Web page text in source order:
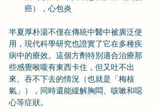
癌），心包炎
半夏厚朴湯不僅在傳統中醫中被廣泛使
用，現代科學研究也證實了它在多種疾
病中的療效。這個方劑特別適合治療那
些感覺喉嚨有東西卡住，但又吐不出
來、吞不下去的情況（也就是「梅核
氣」），同時還能緩解胸悶、咳嗽和噁
心等症狀。